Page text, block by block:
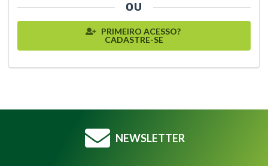
OU
PRIMEIRO ACESSO?
CADASTRE-SE
NEWSLETTER